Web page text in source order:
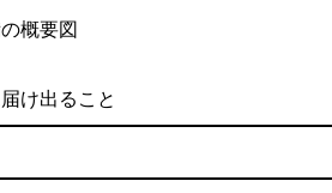
概要図
け出ること